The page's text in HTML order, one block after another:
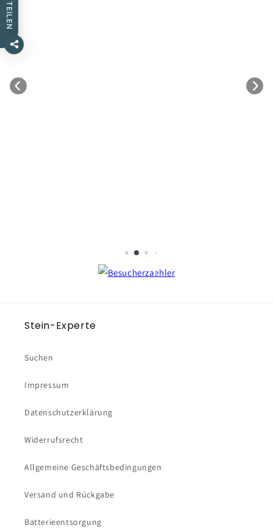
Stein-Experte
Suchen
Impressum
Datenschutzerklärung
Widerrufsrecht
Allgemeine Geschäftsbedingungen
Versand und Rückgabe
Batterieentsorgung
TEILEN